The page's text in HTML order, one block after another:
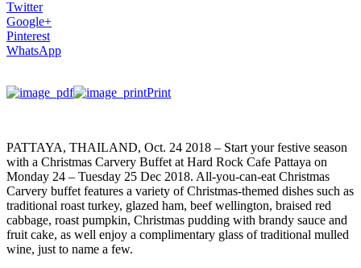
Twitter
Google+
Pinterest
WhatsApp
Print
PATTAYA, THAILAND, Oct. 24 2018 – Start your festive season
with a Christmas Carvery Buffet at Hard Rock Cafe Pattaya on
Monday 24 – Tuesday 25 Dec 2018. All-you-can-eat Christmas
Carvery buffet features a variety of Christmas-themed dishes such as
traditional roast turkey, glazed ham, beef wellington, braised red
cabbage, roast pumpkin, Christmas pudding with brandy sauce and
fruit cake, as well enjoy a complimentary glass of traditional mulled
wine, just to name a few.